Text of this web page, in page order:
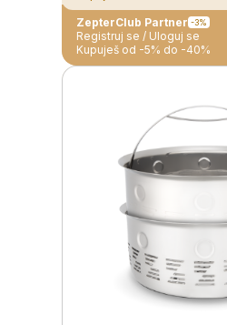
ZepterClub Partner -3%
Registruj se / Uloguj se
Kupuješ od -5% do -40%